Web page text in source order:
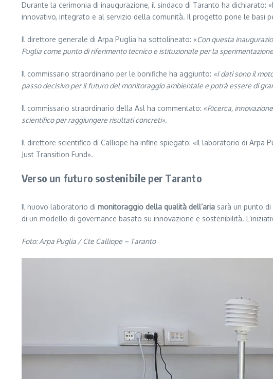
Durante la cerimonia di inaugurazione, il sindaco di Taranto ha
innovativo, integrato e al servizio della comunità. Il progetto pone le basi
Il direttore generale di Arpa Puglia ha sottolineato: «Con questa
Puglia come punto di riferimento tecnico e istituzionale per la
Il commissario straordinario per le bonifiche ha aggiunto: «I dati sono il
passo decisivo per il futuro del monitoraggio ambientale e potrà essere di
Il commissario straordinario della Asl ha commentato: «Ricerca,
scientifico per raggiungere risultati concreti».
Il direttore scientifico di Calliope ha infine spiegato: «Il laboratorio di
Just Transition Fund».
Verso un futuro sostenibile per Taranto
Il nuovo laboratorio di monitoraggio della qualità dell’aria sarà un punto
di un modello di governance basato su innovazione e sostenibilità.
Foto: Arpa Puglia / Cte Calliope – Taranto